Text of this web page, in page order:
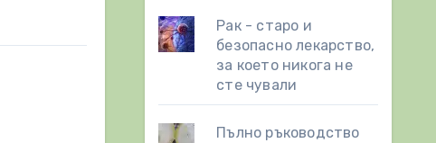
Рак - старо и
безопасно лекарство,
за което никога не
сте чували
Пълно ръководство